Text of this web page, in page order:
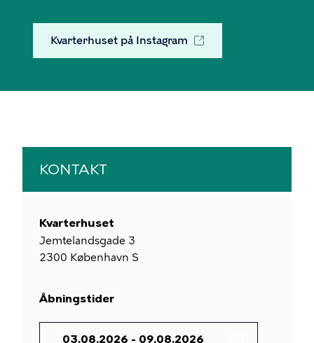
Kvarterhuset på Instagram
KONTAKT
Kvarterhuset
Jemtelandsgade 3
2300 København S
Åbningstider